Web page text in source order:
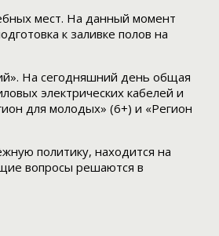
мест. На данный момент
к заливке полов на
На сегодняшний день общая
электрических кабелей и
для молодых» (6+) и «Регион
политику, находится на
вопросы решаются в